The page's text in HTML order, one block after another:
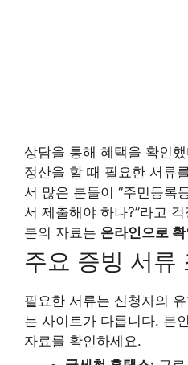
상담을 통해 혜택을 확인
정산을 할 때 필요한 서류
서 많은 분들이 “주민등록
서 제출해야 하나?”라고
분의 자료는 온라인으로
주요 증빙 서류
필요한 서류는 신청자의
는 사이트가 다릅니다. 본
자료를 확인하세요.